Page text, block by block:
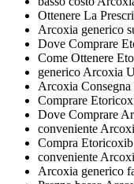
Ottenere La
Arcoxia generico
Dove Comprare
Come Ottenere
generico Arcoxia
Arcoxia
Comprare
Dove Comprare
conveniente
Compra
conveniente
Arcoxia generico